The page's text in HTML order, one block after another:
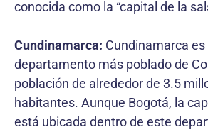
conocida como la “capital de la
Cundinamarca: Cundinamarca
departamento más poblado de
población de alrededor de 3.5
habitantes. Aunque Bogotá, la
está ubicada dentro de este